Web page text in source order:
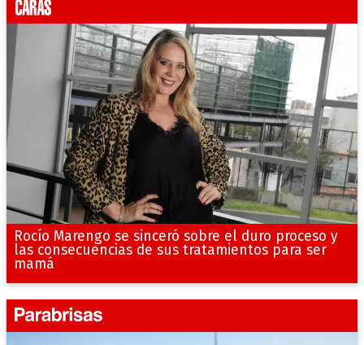
Rocío Marengo se sinceró sobre el duro proceso y
las consecuencias de sus tratamientos para ser
mamá